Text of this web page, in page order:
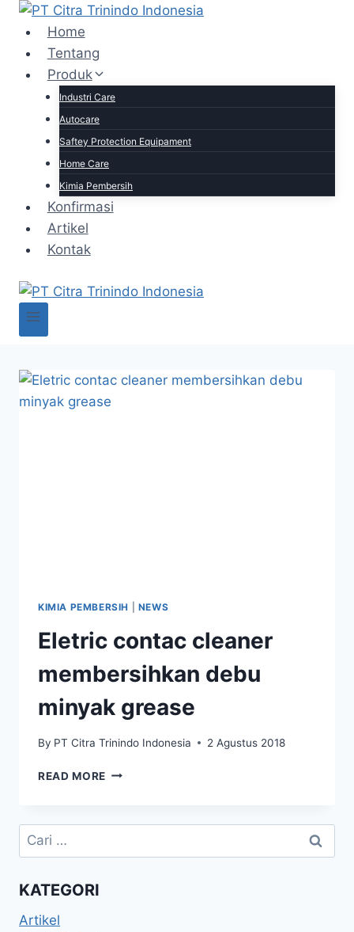
Home
Tentang
Produk
Industri Care
Autocare
Saftey Protection Equipament
Home Care
Kimia Pembersih
Konfirmasi
Artikel
Kontak
KIMIA PEMBERSIH NEWS
Eletric contac cleaner
membersihkan debu
minyak grease
By PT Citra Trinindo Indonesia 2 Agustus 2018
READ MORE
KATEGORI
Artikel